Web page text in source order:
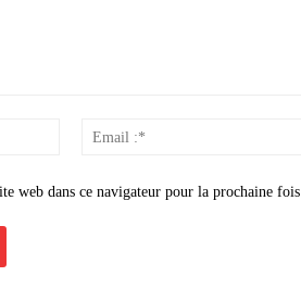
Nom
web dans ce navigateur pour la prochaine fois